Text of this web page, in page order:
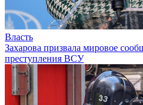
Власть
Захарова призвала мировое
преступления ВСУ